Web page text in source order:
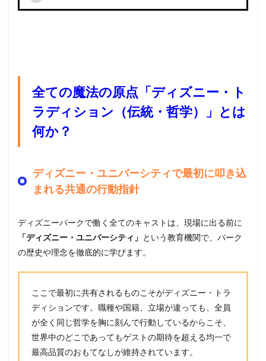
全ての魔法の原点「ディズニー・ト
ラディション（伝統・哲学）」とは
何か？
ディズニー・ユニバーシティで最初に叩き込
まれる共通の行動指針
ディズニーパークで働く全てのキャストは、現場に出る前に
「ディズニー・ユニバーシティ」 という教育機関で、パーク
の歴史や理念を徹底的に学びます。
ここで最初に共有されるものこそがディズニー・トラ
ディションです。職種や国籍、立場が違っても、全員
が全く同じ哲学を胸に刻んで行動しているからこそ、
世界中のどこであってもゲストの期待を超える均一で
最高品質のおもてなしが維持されています。